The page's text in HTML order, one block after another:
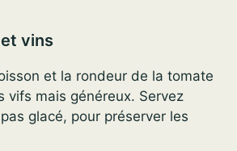
vins
et la rondeur de la tomate
vifs mais généreux. Servez
glacé, pour préserver les